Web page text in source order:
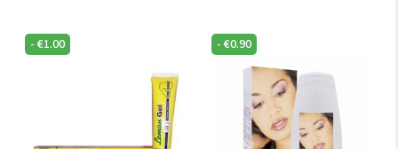
aantal
Skin
Lightening
Soap
100
gr
aantal
-€1.00 -€0.90